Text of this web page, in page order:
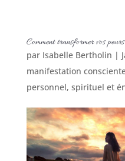
Comment transformer vos
par Isabelle Bertholin |
manifestation
personnel, spirituel et